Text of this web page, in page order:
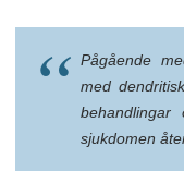
Pågående
med
sjukdomen